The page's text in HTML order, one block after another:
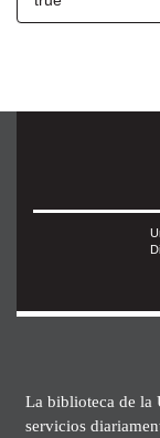
La biblioteca de la
servicios